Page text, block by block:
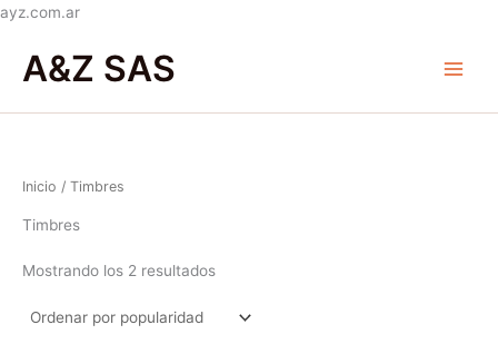
ayz.com.arIr
contenido
A&Z SAS
Menu
Inicio / Timbres
Timbres
Mostrando los 2 resultados